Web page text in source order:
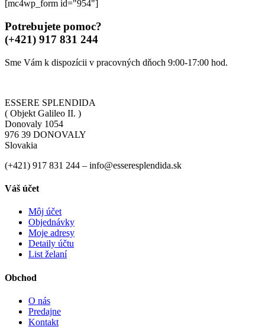
[mc4wp_form id="954"]
Potrebujete pomoc?
(+421) 917 831 244
Sme Vám k dispozícii v pracovných dňoch 9:00-17:00 hod.
ESSERE SPLENDIDA
( Objekt Galileo II. )
Donovaly 1054
976 39 DONOVALY
Slovakia
(+421) 917 831 244 – info@esseresplendida.sk
Váš účet
Môj účet
Objednávky
Moje adresy
Detaily účtu
List želaní
Obchod
O nás
Predajne
Kontakt